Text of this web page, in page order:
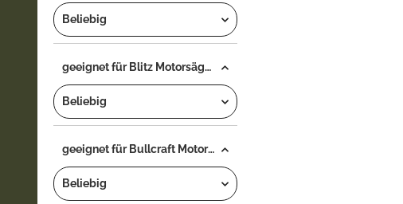
Beliebig
geeignet für Blitz Motorsäge...
Beliebig
geeignet für Bullcraft Motorsäge...
Beliebig